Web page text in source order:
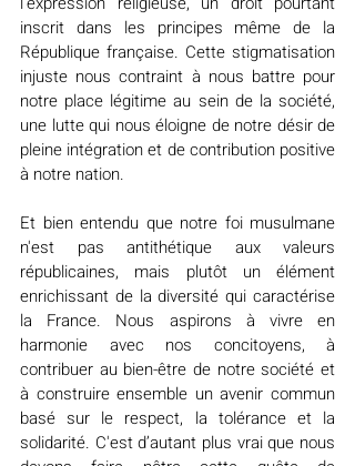
inscrit dans les principes même de la
République française. Cette stigmatisation
injuste nous contraint à nous battre pour
notre place légitime au sein de la société,
une lutte qui nous éloigne de notre désir de
pleine intégration et de contribution positive
à notre nation.
Et bien entendu que notre foi musulmane
n'est pas antithétique aux valeurs
républicaines, mais plutôt un élément
enrichissant de la diversité qui caractérise
la France. Nous aspirons à vivre en
harmonie avec nos concitoyens, à
contribuer au bien-être de notre société et
à construire ensemble un avenir commun
basé sur le respect, la tolérance et la
solidarité. C'est d’autant plus vrai que nous